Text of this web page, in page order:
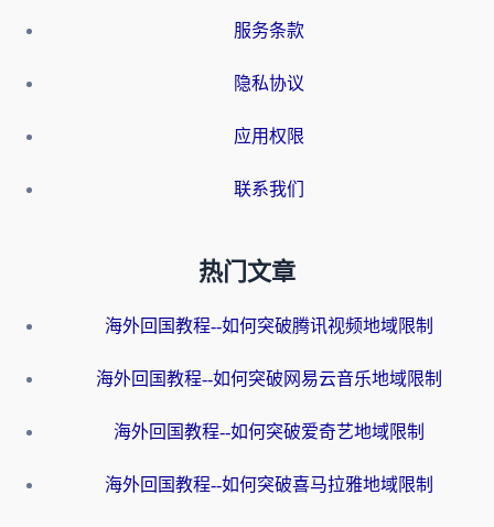
服务条款
隐私协议
应用权限
联系我们
热门文章
海外回国教程--如何突破腾讯视频地域限制
海外回国教程--如何突破网易云音乐地域限制
海外回国教程--如何突破爱奇艺地域限制
海外回国教程--如何突破喜马拉雅地域限制